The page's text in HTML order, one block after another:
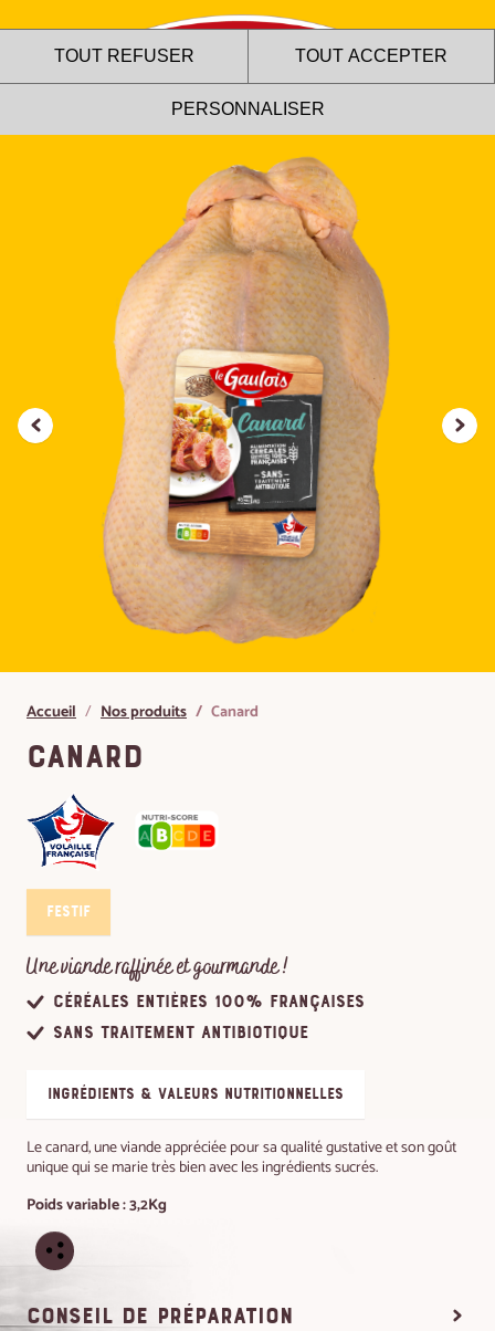
Accueil Nos produits Canard
Canard
Festif
Une viande raffinée et gourmande !
Céréales entières 100% françaises
Sans traitement antibiotique
ingrédients & valeurs nutritionnelles
Le canard, une viande appréciée pour sa qualité gustative et son goût
unique qui se marie très bien avec les ingrédients sucrés.
Poids variable : 3,2Kg
conseil de préparation
Le site internet Le Gaulois
utilise des cookies !
Nous utilisons des cookies pour nous assurer du bon
fonctionnement de notre site et à des fins analytiques. Vous
pouvez changer d'avis à tout moment en cliquant sur l'icône
présente sur chaque page de notre site. En autorisant ces
services tiers, vous acceptez le dépôt et la lecture de
cookies et l'utilisation de technologies de suivi nécessaires
à leur bon fonctionnement.
Charte de confidentialité
TOUT REFUSER TOUT ACCEPTER
PERSONNALISER